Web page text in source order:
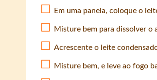
Em uma panela, coloque o
Misture bem para dissolver o
Acrescente o leite
Misture bem, e leve ao fogo